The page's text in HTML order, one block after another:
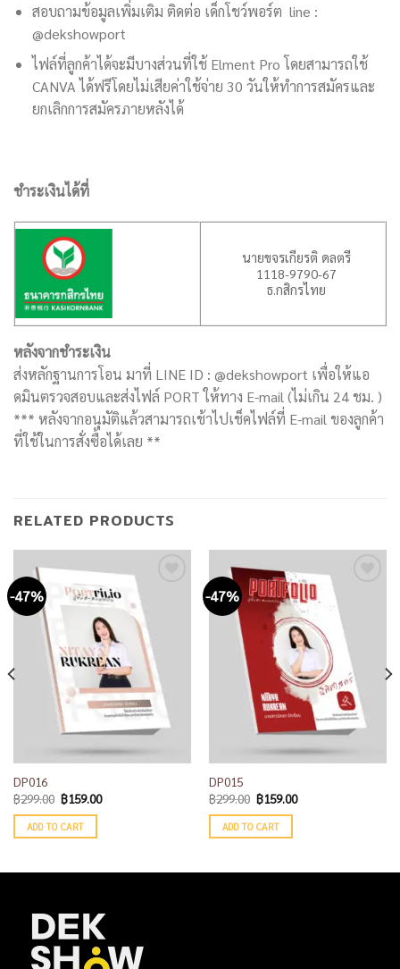
สอบถามข้อมูลเพิ่มเติม ติดต่อ เด็กโชว์พอร์ต line :
@dekshowport
ไฟล์ที่ลูกค้าได้จะมีบางส่วนที่ใช้ Elment Pro โดยสามารถใช้
CANVA ได้ฟรีโดยไม่เสียค่าใช้จ่าย 30 วันให้ทำการสมัครและ
ยกเลิกการสมัครภายหลังได้
ชำระเงินได้ที่
นายขจรเกียรติ ดลตรี
1118-9790-67
ธ.กสิกรไทย
หลังจากชำระเงิน
ส่งหลักฐานการโอน มาที่ LINE ID : @dekshowport เพื่อให้แอ
ดมินตรวจสอบและส่งไฟล์ PORT ให้ทาง E-mail (ไม่เกิน 24 ชม. )
*** หลังจากอนุมัติแล้วสามารถเช้าไปเช็คไฟล์ที่ E-mail ของลูกค้า
ที่ใช้ในการสั่งซื้อได้เลย **
RELATED PRODUCTS
-47%
DP016
฿299.00 ฿159.00
ADD TO CART
-47%
DP015
฿299.00 ฿159.00
ADD TO CART